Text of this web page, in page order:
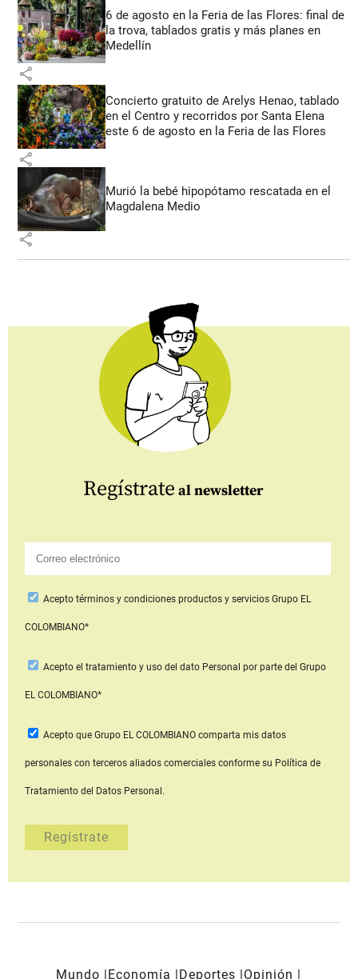
6 de agosto en la Feria de las Flores: final de
la trova, tablados gratis y más planes en
Medellín
share
Concierto gratuito de Arelys Henao, tablado
en el Centro y recorridos por Santa Elena
este 6 de agosto en la Feria de las Flores
share
Murió la bebé hipopótamo rescatada en el
Magdalena Medio
share
Regístrate al newsletter
Aceptotérminos y condiciones productos y serviciosGrupo EL
COLOMBIANO*
Acepto el tratamiento y uso del dato Personal por parte del Grupo
EL COLOMBIANO*
Acepto que Grupo EL COLOMBIANOcomparta mis datos
personales con terceros aliados comerciales conforme su Política de
Tratamiento del Datos Personal.
Mundo Economía Deportes
Opinión